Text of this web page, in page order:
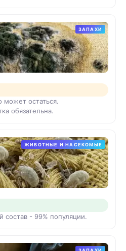
ЗАПАХИ
может остаться.
обязательна.
ЖИВОТНЫЕ И НАСЕКОМЫЕ
состав - 99% популяции.